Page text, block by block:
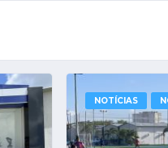
NOTÍCIAS